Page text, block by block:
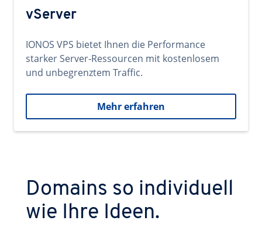
vServer
IONOS VPS bietet Ihnen die Performance
starker Server-Ressourcen mit kostenlosem
und unbegrenztem Traffic.
Mehr erfahren
Domains so individuell
wie Ihre Ideen.